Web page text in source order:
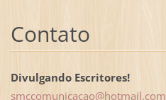
Contato
Divulgando Escritores!
smccomunicacao@hotmail.com